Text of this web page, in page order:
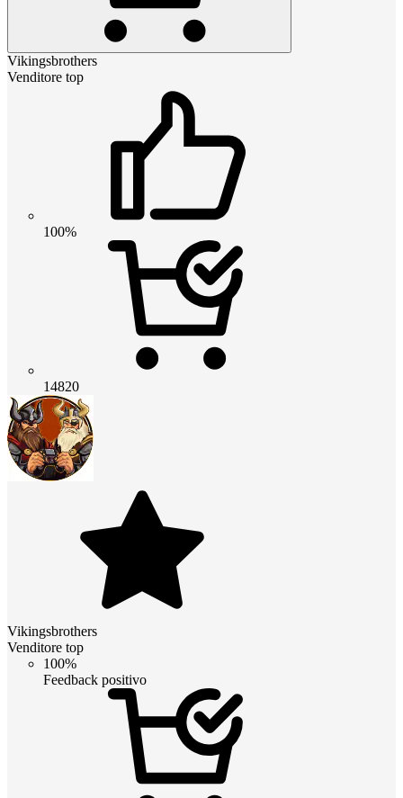
Vikingsbrothers
Venditore top
100%
14820
Vikingsbrothers
Venditore top
100%
Feedback positivo